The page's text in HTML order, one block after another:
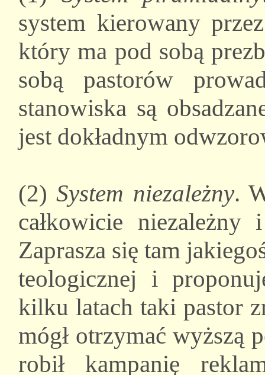
system kierowany
który ma pod sobą
sobą pastorów
stanowiska są
jest dokładnym
(2)System niezależny.
całkowicie
Zaprasza się tam
teologicznej i
kilku latach taki pastor
mógł otrzymać wyższą
robił kampanię